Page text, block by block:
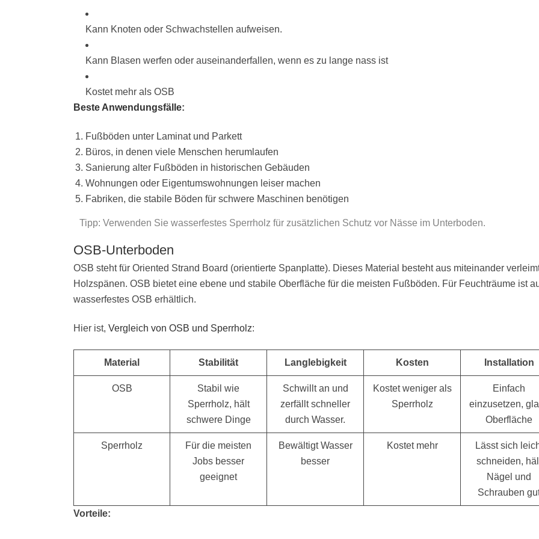
Kann Knoten oder Schwachstellen aufweisen.
Kann Blasen werfen oder auseinanderfallen, wenn es zu lange nass ist
Kostet mehr als OSB
Beste Anwendungsfälle:
Fußböden unter Laminat und Parkett
Büros, in denen viele Menschen herumlaufen
Sanierung alter Fußböden in historischen Gebäuden
Wohnungen oder Eigentumswohnungen leiser machen
Fabriken, die stabile Böden für schwere Maschinen benötigen
Tipp: Verwenden Sie wasserfestes Sperrholz für zusätzlichen Schutz vor Nässe im Unterboden.
OSB-Unterboden
OSB steht für Oriented Strand Board (orientierte Spanplatte). Dieses Material besteht aus miteinander
Holzspänen. OSB bietet eine ebene und stabile Oberfläche für die meisten Fußböden. Für Feuchträume ist
wasserfestes OSB erhältlich.
Hier ist, Vergleich von OSB und Sperrholz:
Material Stabilität Langlebigkeit Kosten Installation
OSB
Stabil wie
Sperrholz, hält
schwere Dinge
Schwillt an und
zerfällt schneller
durch Wasser.
Kostet weniger als
Sperrholz
Einfach
einzusetzen,
Oberfläche
Sperrholz
Für die meisten
Jobs besser
geeignet
Bewältigt Wasser
besser
Kostet mehr
Lässt sich
schneiden,
Nägel und
Schrauben
Vorteile: